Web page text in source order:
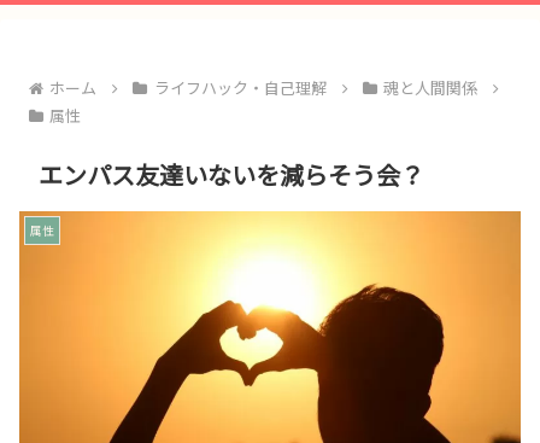
ホーム ライフハック・自己理解
魂と人間関係
属性
エンパス友達いないを減らそう会？
属性